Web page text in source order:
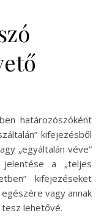
határozószóként
kifejezésből
„egyáltalán véve”
jelentése a „teljes
kifejezéseket
vagy annak
lehetővé.